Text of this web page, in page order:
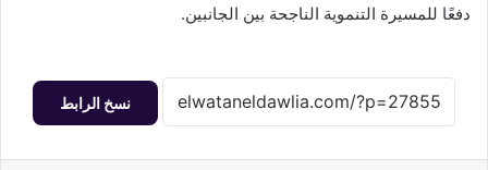
دفعًا للمسيرة التنموية الناجحة بين الجانبين.
نسخ الرابط